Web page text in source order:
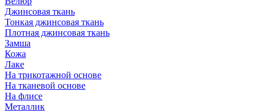
Джинсовая ткань
Тонкая джинсовая ткань
Плотная джинсовая ткань
Замша
Кожа
Лаке
На трикотажной основе
На тканевой основе
На флисе
Металлик